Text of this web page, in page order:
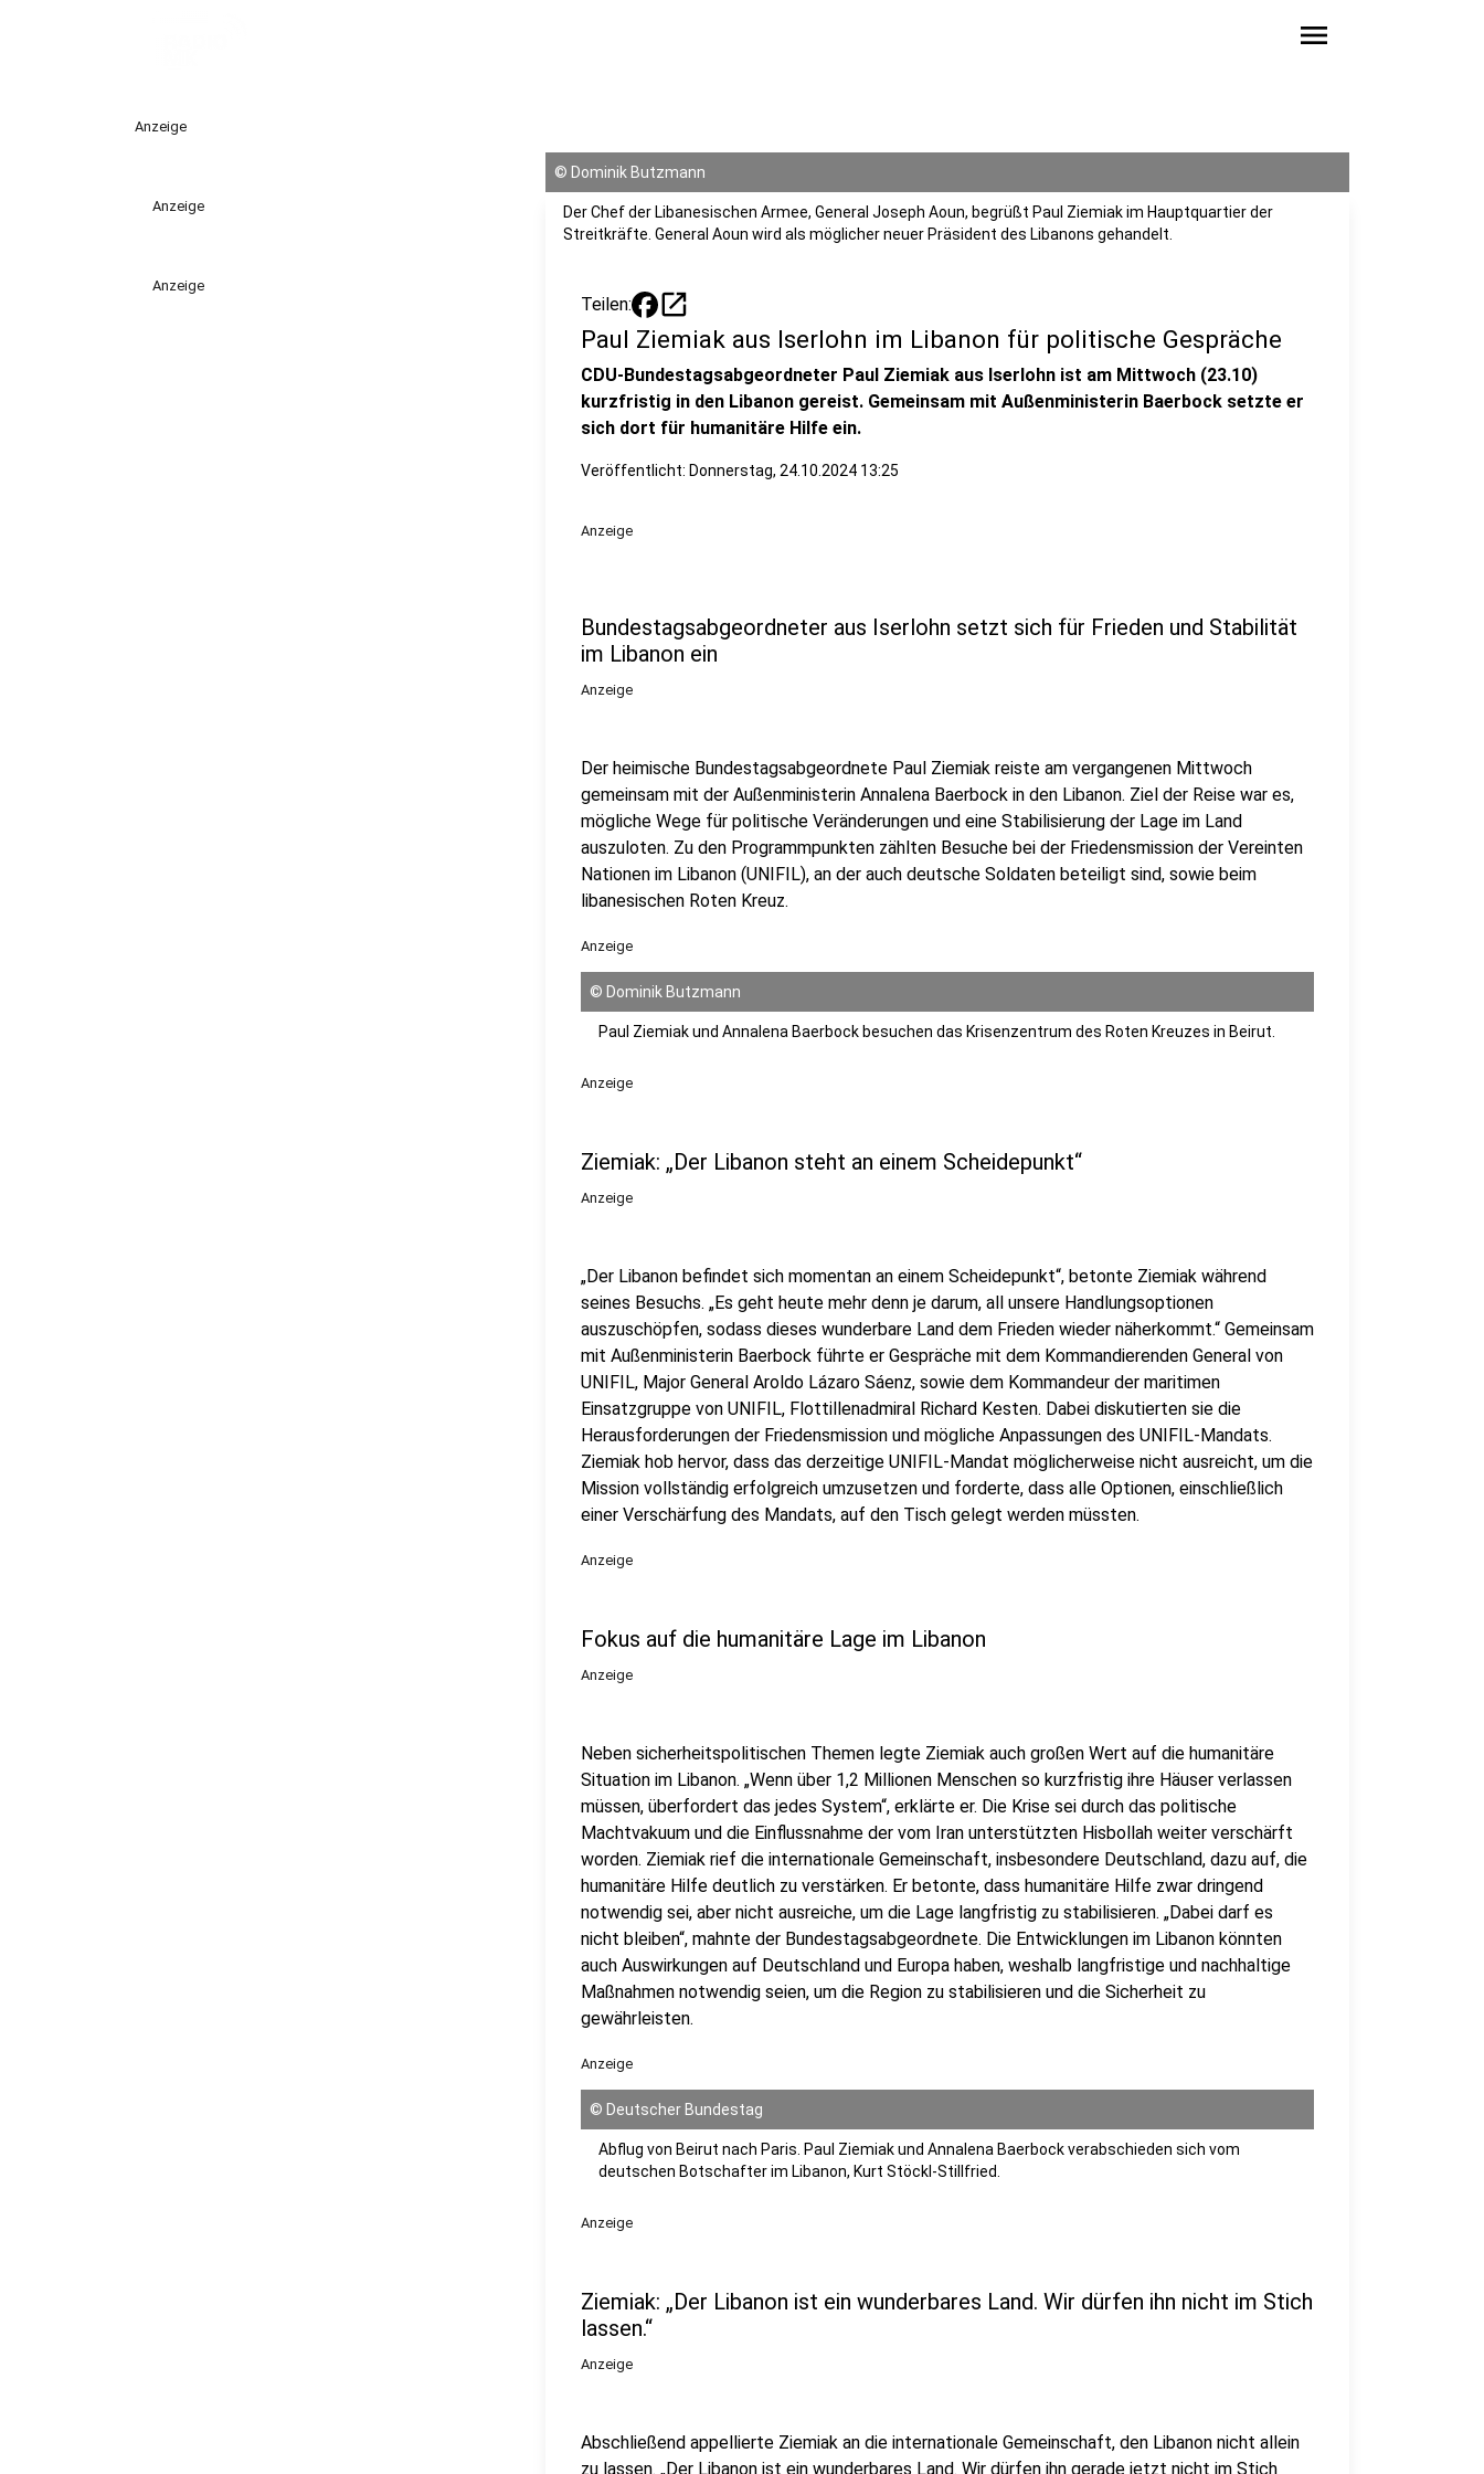
menu
Anzeige
Anzeige
Anzeige
© Dominik Butzmann
Der Chef der Libanesischen Armee, General Joseph Aoun, begrüßt Paul Ziemiak im Hauptquartier der
Streitkräfte. General Aoun wird als möglicher neuer Präsident des Libanons gehandelt.
Teilen: open_in_new
Paul Ziemiak aus Iserlohn im Libanon für politische Gespräche
CDU-Bundestagsabgeordneter Paul Ziemiak aus Iserlohn ist am Mittwoch (23.10)
kurzfristig in den Libanon gereist. Gemeinsam mit Außenministerin Baerbock setzte er
sich dort für humanitäre Hilfe ein.
Veröffentlicht: Donnerstag, 24.10.2024 13:25
Anzeige
Bundestagsabgeordneter aus Iserlohn setzt sich für Frieden und Stabilität
im Libanon ein
Anzeige
Der heimische Bundestagsabgeordnete Paul Ziemiak reiste am vergangenen Mittwoch
gemeinsam mit der Außenministerin Annalena Baerbock in den Libanon. Ziel der Reise war es,
mögliche Wege für politische Veränderungen und eine Stabilisierung der Lage im Land
auszuloten. Zu den Programmpunkten zählten Besuche bei der Friedensmission der Vereinten
Nationen im Libanon (UNIFIL), an der auch deutsche Soldaten beteiligt sind, sowie beim
libanesischen Roten Kreuz.
Anzeige
© Dominik Butzmann
Paul Ziemiak und Annalena Baerbock besuchen das Krisenzentrum des Roten Kreuzes in Beirut.
Anzeige
Ziemiak: „Der Libanon steht an einem Scheidepunkt“
Anzeige
„Der Libanon befindet sich momentan an einem Scheidepunkt“, betonte Ziemiak während
seines Besuchs. „Es geht heute mehr denn je darum, all unsere Handlungsoptionen
auszuschöpfen, sodass dieses wunderbare Land dem Frieden wieder näherkommt.“ Gemeinsam
mit Außenministerin Baerbock führte er Gespräche mit dem Kommandierenden General von
UNIFIL, Major General Aroldo Lázaro Sáenz, sowie dem Kommandeur der maritimen
Einsatzgruppe von UNIFIL, Flottillenadmiral Richard Kesten. Dabei diskutierten sie die
Herausforderungen der Friedensmission und mögliche Anpassungen des UNIFIL-Mandats.
Ziemiak hob hervor, dass das derzeitige UNIFIL-Mandat möglicherweise nicht ausreicht, um die
Mission vollständig erfolgreich umzusetzen und forderte, dass alle Optionen, einschließlich
einer Verschärfung des Mandats, auf den Tisch gelegt werden müssten.
Anzeige
Fokus auf die humanitäre Lage im Libanon
Anzeige
Neben sicherheitspolitischen Themen legte Ziemiak auch großen Wert auf die humanitäre
Situation im Libanon. „Wenn über 1,2 Millionen Menschen so kurzfristig ihre Häuser verlassen
müssen, überfordert das jedes System“, erklärte er. Die Krise sei durch das politische
Machtvakuum und die Einflussnahme der vom Iran unterstützten Hisbollah weiter verschärft
worden. Ziemiak rief die internationale Gemeinschaft, insbesondere Deutschland, dazu auf, die
humanitäre Hilfe deutlich zu verstärken. Er betonte, dass humanitäre Hilfe zwar dringend
notwendig sei, aber nicht ausreiche, um die Lage langfristig zu stabilisieren. „Dabei darf es
nicht bleiben“, mahnte der Bundestagsabgeordnete. Die Entwicklungen im Libanon könnten
auch Auswirkungen auf Deutschland und Europa haben, weshalb langfristige und nachhaltige
Maßnahmen notwendig seien, um die Region zu stabilisieren und die Sicherheit zu
gewährleisten.
Anzeige
© Deutscher Bundestag
Abflug von Beirut nach Paris. Paul Ziemiak und Annalena Baerbock verabschieden sich vom
deutschen Botschafter im Libanon, Kurt Stöckl-Stillfried.
Anzeige
Ziemiak: „Der Libanon ist ein wunderbares Land. Wir dürfen ihn nicht im Stich
lassen.“
Anzeige
Abschließend appellierte Ziemiak an die internationale Gemeinschaft, den Libanon nicht allein
zu lassen. „Der Libanon ist ein wunderbares Land. Wir dürfen ihn gerade jetzt nicht im Stich